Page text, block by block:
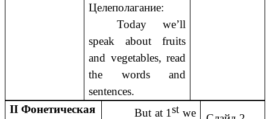
Целеполагание:
Today we’ll
speak about fruits
and vegetables, read
the words and
sentences.
II Фонетическая
But at 1st we